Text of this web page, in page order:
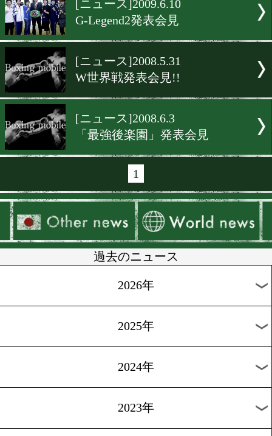
[ニュース]2009.11.8
[ニュース]2009.6.29
レイジング・バトル発表会
[ニュース]2009.6.10
G-Legend2発表会見
[ニュース]2008.5.31
W世界戦発表会見!!
[ニュース]2008.6.3
「最強後楽園」発表会見